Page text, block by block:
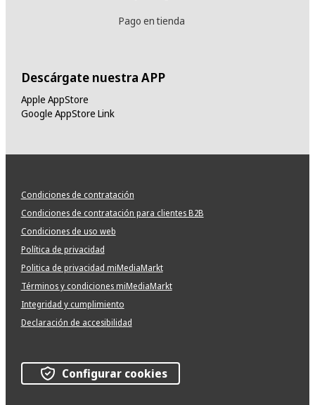
Pago en tienda
Descárgate nuestra APP
Apple AppStore
Google AppStore Link
Condiciones de contratación
Condiciones de contratación para clientes B2B
Condiciones de uso web
Política de privacidad
Politica de privacidad miMediaMarkt
Términos y condiciones miMediaMarkt
Integridad y cumplimiento
Declaración de accesibilidad
Configurar cookies